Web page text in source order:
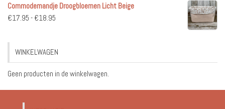
tot
Commodemandje Droogbloemen Licht Beige
€17.95 - €18.95
€18.95
WINKELWAGEN
Geen producten in de winkelwagen.